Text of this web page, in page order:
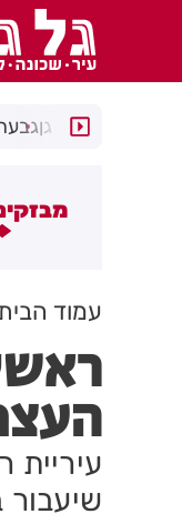
רמת גן
גופת גבר אותרה בשטח
לרחובות: בשלב זה אין
עמוד
עיריית